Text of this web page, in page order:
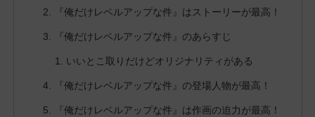
『俺だけレベルアップな件』はストーリーが最高！
『俺だけレベルアップな件』のあらすじ
いいとこ取りだけどオリジナリティがある
『俺だけレベルアップな件』の登場人物が最高！
『俺だけレベルアップな件』は作画の迫力が最高！